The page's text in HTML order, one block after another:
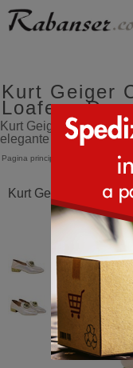
top
Kurt Geiger
Loafer -
Kurt Geiger Chelsea
elegante da donna -
Pagina principale >
Kurt Geiger Chelsea